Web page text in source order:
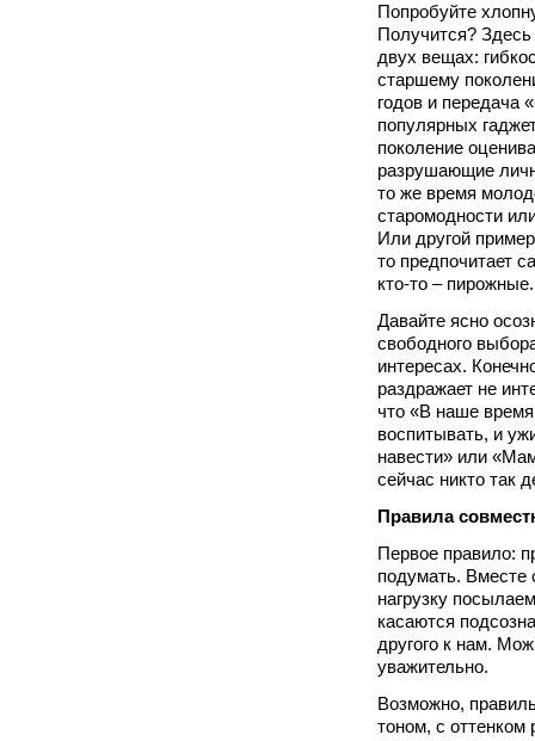
Попробуйте
Получится?
двух вещах:
старшему
годов и передача
популярных
поколение
разрушающие
то же время
старомодности
Или другой
то предпочитает
кто-то – пирожные.
Давайте ясно
свободного
интересах.
раздражает не
что «В наше
воспитывать, и
навести» или
сейчас никто так
Правила
Первое правило:
подумать. Вместе
нагрузку
касаются
другого к нам.
уважительно.
Возможно,
тоном, с